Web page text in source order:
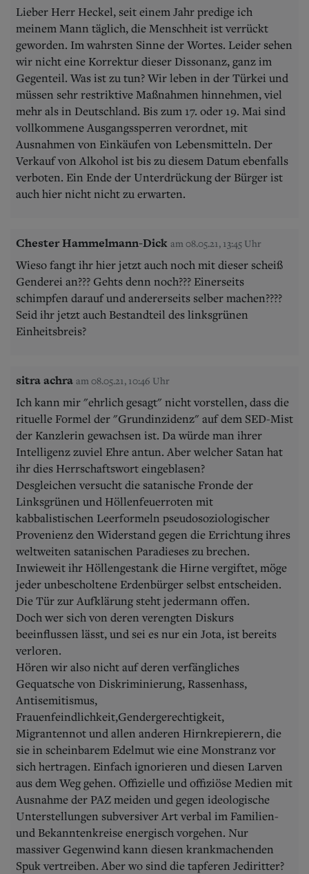
Lieber Herr Heckel, seit einem Jahr predige ich
meinem Mann täglich, die Menschheit ist verrückt
geworden. Im wahrsten Sinne der Wortes. Leider sehen
wir nicht eine Korrektur dieser Dissonanz, ganz im
Gegenteil. Was ist zu tun? Wir leben in der Türkei und
müssen sehr restriktive Maßnahmen hinnehmen, viel
mehr als in Deutschland. Bis zum 17. oder 19. Mai sind
vollkommene Ausgangssperren verordnet, mit
Ausnahmen von Einkäufen von Lebensmitteln. Der
Verkauf von Alkohol ist bis zu diesem Datum ebenfalls
verboten. Ein Ende der Unterdrückung der Bürger ist
auch hier nicht nicht zu erwarten.
Chester Hammelmann-Dick am 08.05.21, 13:45 Uhr
Wieso fangt ihr hier jetzt auch noch mit dieser scheiß
Genderei an??? Gehts denn noch??? Einerseits
schimpfen darauf und andererseits selber machen????
Seid ihr jetzt auch Bestandteil des linksgrünen
Einheitsbreis?
sitra achra am 08.05.21, 10:46 Uhr
Ich kann mir "ehrlich gesagt" nicht vorstellen, dass die
rituelle Formel der "Grundinzidenz" auf dem SED-Mist
der Kanzlerin gewachsen ist. Da würde man ihrer
Intelligenz zuviel Ehre antun. Aber welcher Satan hat
ihr dies Herrschaftswort eingeblasen?
Desgleichen versucht die satanische Fronde der
Linksgrünen und Höllenfeuerroten mit
kabbalistischen Leerformeln pseudosoziologischer
Provenienz den Widerstand gegen die Errichtung ihres
weltweiten satanischen Paradieses zu brechen.
Inwieweit ihr Höllengestank die Hirne vergiftet, möge
jeder unbescholtene Erdenbürger selbst entscheiden.
Die Tür zur Aufklärung steht jedermann offen.
Doch wer sich von deren verengten Diskurs
beeinflussen lässt, und sei es nur ein Jota, ist bereits
verloren.
Hören wir also nicht auf deren verfängliches
Gequatsche von Diskriminierung, Rassenhass,
Antisemitismus,
Frauenfeindlichkeit,Gendergerechtigkeit,
Migrantennot und allen anderen Hirnkrepierern, die
sie in scheinbarem Edelmut wie eine Monstranz vor
sich hertragen. Einfach ignorieren und diesen Larven
aus dem Weg gehen. Offizielle und offiziöse Medien mit
Ausnahme der PAZ meiden und gegen ideologische
Unterstellungen subversiver Art verbal im Familien-
und Bekanntenkreise energisch vorgehen. Nur
massiver Gegenwind kann diesen krankmachenden
Spuk vertreiben. Aber wo sind die tapferen Jediritter?